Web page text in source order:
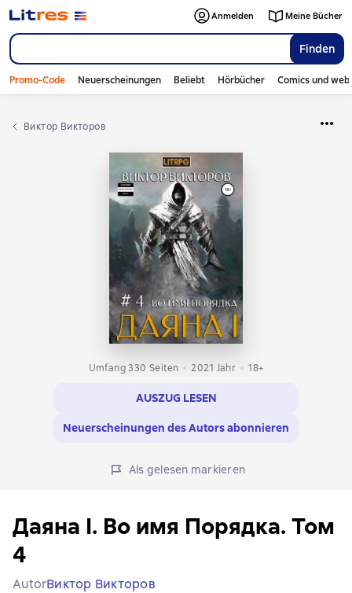
Finden
Anmelden Meine Bücher
Promo-Code Neuerscheinungen Beliebt Hörbücher Comics und
Виктор Викторов
Umfang 330 Seiten 2021 Jahr 18+
AUSZUG LESEN
Neuerscheinungen des Autors abonnieren
Als gelesen markieren
Даяна I. Во имя Порядка. Том
4
AutorВиктор Викторов